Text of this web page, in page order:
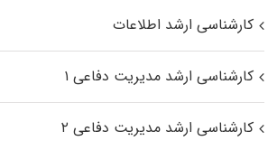
کارشناسی ارشد اطلاعات
کارشناسی ارشد مدیریت دفاعی ۱
کارشناسی ارشد مدیریت دفاعی ۲